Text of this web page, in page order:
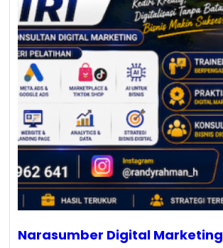
Narasumber Digital Marketing